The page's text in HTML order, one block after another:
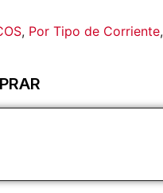
, Por Tipo de Corriente,